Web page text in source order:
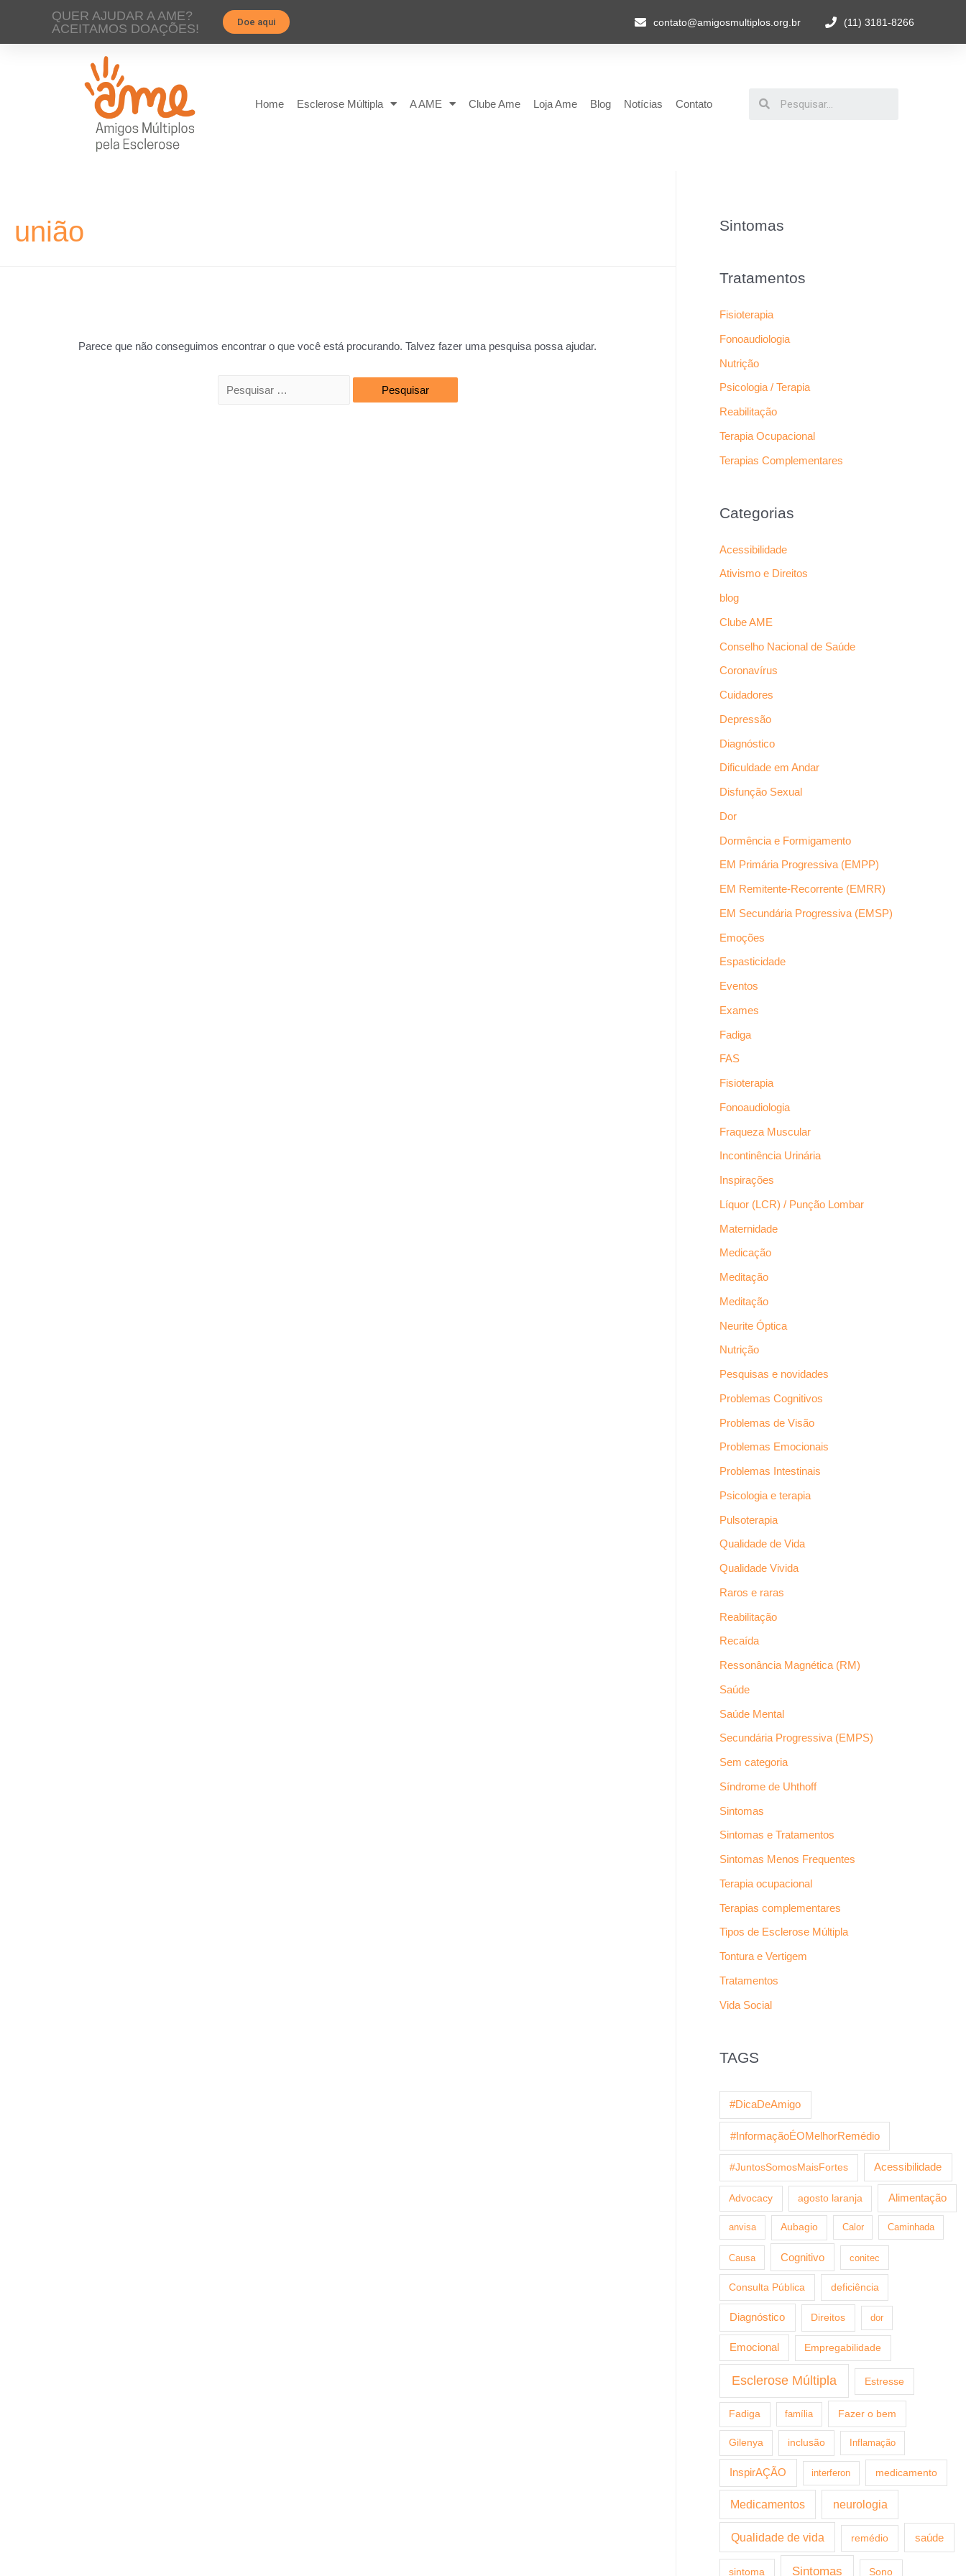
QUER AJUDAR A AME?
ACEITAMOS DOAÇÕES!
Doe aqui contato@amigosmultiplos.org.br (11) 3181-8266
Home Esclerose Múltipla A AME Clube Ame Loja Ame Blog Notícias Contato
união
Parece que não conseguimos encontrar o que você está procurando. Talvez fazer uma pesquisa possa ajudar.
Sintomas
Tratamentos
Fisioterapia
Fonoaudiologia
Nutrição
Psicologia / Terapia
Reabilitação
Terapia Ocupacional
Terapias Complementares
Categorias
Acessibilidade
Ativismo e Direitos
blog
Clube AME
Conselho Nacional de Saúde
Coronavírus
Cuidadores
Depressão
Diagnóstico
Dificuldade em Andar
Disfunção Sexual
Dor
Dormência e Formigamento
EM Primária Progressiva (EMPP)
EM Remitente-Recorrente (EMRR)
EM Secundária Progressiva (EMSP)
Emoções
Espasticidade
Eventos
Exames
Fadiga
FAS
Fisioterapia
Fonoaudiologia
Fraqueza Muscular
Incontinência Urinária
Inspirações
Líquor (LCR) / Punção Lombar
Maternidade
Medicação
Meditação
Meditação
Neurite Óptica
Nutrição
Pesquisas e novidades
Problemas Cognitivos
Problemas de Visão
Problemas Emocionais
Problemas Intestinais
Psicologia e terapia
Pulsoterapia
Qualidade de Vida
Qualidade Vivida
Raros e raras
Reabilitação
Recaída
Ressonância Magnética (RM)
Saúde
Saúde Mental
Secundária Progressiva (EMPS)
Sem categoria
Síndrome de Uhthoff
Sintomas
Sintomas e Tratamentos
Sintomas Menos Frequentes
Terapia ocupacional
Terapias complementares
Tipos de Esclerose Múltipla
Tontura e Vertigem
Tratamentos
Vida Social
TAGS
#DicaDeAmigo
#InformaçãoÉOMelhorRemédio
#JuntosSomosMaisFortes Acessibilidade
Advocacy agosto laranja Alimentação
anvisa Aubagio Calor Caminhada
Causa Cognitivo conitec
Consulta Pública deficiência
Diagnóstico Direitos dor
Emocional Empregabilidade
Esclerose Múltipla Estresse
Fadiga família Fazer o bem
Gilenya inclusão Inflamação
InspirAÇÃO interferon medicamento
Medicamentos neurologia
Qualidade de vida remédio saúde
sintoma Sintomas Sono